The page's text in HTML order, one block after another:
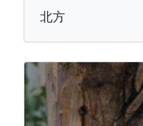
北方